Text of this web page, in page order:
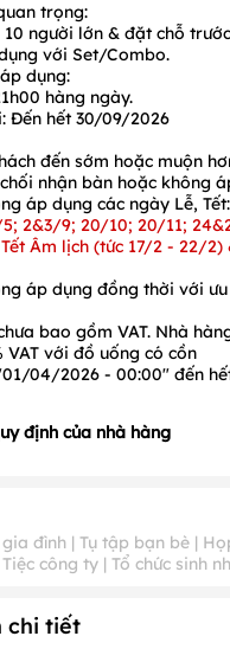
trọng:
10 người lớn & đặt chỗ
với Set/Combo.
dụng:
hàng ngày.
Đến hết 30/09/2026
đến sớm hoặc muộn
nhận bàn hoặc không
áp dụng các ngày Lễ, Tết:
2&3/9; 20/10; 20/11;
Âm lịch (tức 17/2 - 22/2)
áp dụng đồng thời với
bao gồm VAT. Nhà
VAT với đồ uống có cồn
04/2026 - 00:00" đến
định của nhà hàng
về ưu đãi: Có, cụ thể
áp dụng các ngày Lễ,
26/4)
đình | Tụ tập bạn bè |
công ty | Tổ chức sinh
chi tiết